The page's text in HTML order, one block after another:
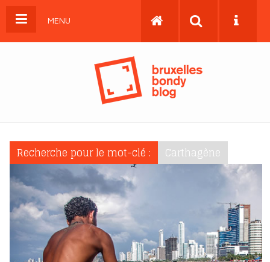
MENU
Recherche pour le mot-clé : Carthagène